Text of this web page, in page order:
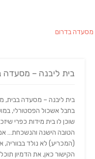
מסעדה בדרום
בית ליבנה – מסעדה
בית ליבנה – מסעדה בבית,
בחבל אשכול הפסטורלי,
שוכן לו בית מידות כפרי
הטובה הישנה והנשכחת…
(המכריע) לא נולד
הקישור כאן, את הדמיון